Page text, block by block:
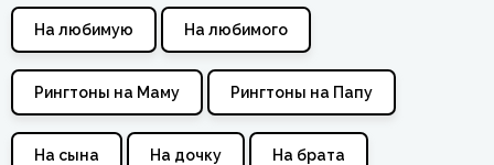
На любимую На любимого
Рингтоны на Маму Рингтоны на Папу
На сына На дочку На брата